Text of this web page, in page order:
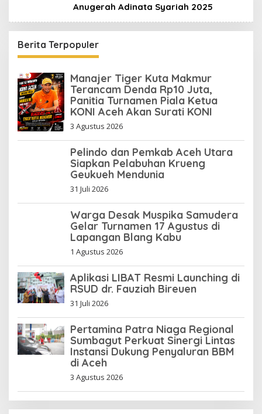
Anugerah Adinata Syariah 2025
Berita Terpopuler
Manajer Tiger Kuta Makmur
Terancam Denda Rp10 Juta,
Panitia Turnamen Piala Ketua
KONI Aceh Akan Surati KONI
3 Agustus 2026
Pelindo dan Pemkab Aceh Utara
Siapkan Pelabuhan Krueng
Geukueh Mendunia
31 Juli 2026
Warga Desak Muspika Samudera
Gelar Turnamen 17 Agustus di
Lapangan Blang Kabu
1 Agustus 2026
Aplikasi LIBAT Resmi Launching di
RSUD dr. Fauziah Bireuen
31 Juli 2026
Pertamina Patra Niaga Regional
Sumbagut Perkuat Sinergi Lintas
Instansi Dukung Penyaluran BBM
di Aceh
3 Agustus 2026